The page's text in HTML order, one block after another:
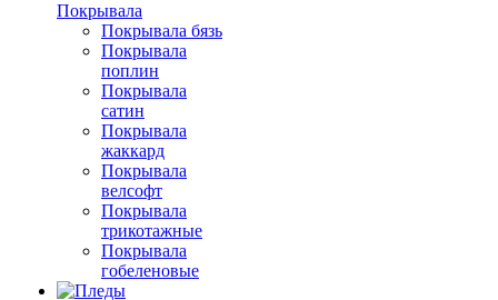
Покрывала
Покрывала бязь
Покрывала
поплин
Покрывала
сатин
Покрывала
жаккард
Покрывала
велсофт
Покрывала
трикотажные
Покрывала
гобеленовые